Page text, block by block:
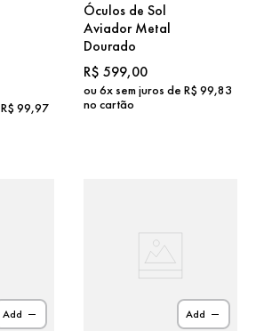
R$ 99,97
Óculos de Sol
Aviador Metal
Dourado
R$ 599,00
ou6x sem juros de R$ 99,83
no cartão
Add Add